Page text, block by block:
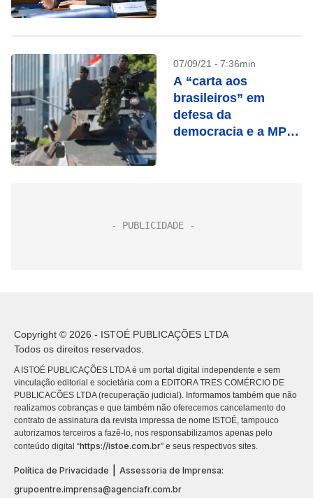
07/09/21 - 7:36min
A “carta aos
brasileiros” em
defesa da
democracia e a MP
Copyright © 2026 - ISTOÉ PUBLICAÇÕES LTDA
Todos os direitos reservados.
A ISTOÉ PUBLICAÇÕES LTDA é um portal digital independente e sem
vinculação editorial e societária com a EDITORA TRES COMÉRCIO DE
PUBLICACÕES LTDA (recuperação judicial). Informamos também que não
realizamos cobranças e que também não oferecemos cancelamento do
contrato de assinatura da revista impressa de nome ISTOÉ, tampouco
autorizamos terceiros a fazê-lo, nos responsabilizamos apenas pelo
conteúdo digital “https://istoe.com.br” e seus respectivos sites.
Política de Privacidade
Assessoria de Imprensa:
grupoentre.imprensa@agenciafr.com.br